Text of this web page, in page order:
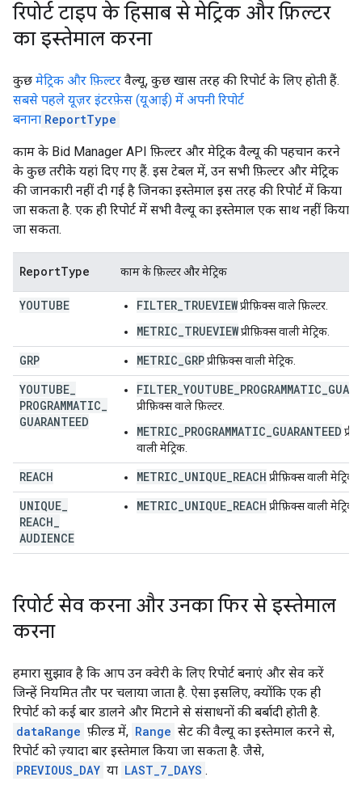
रिपोर्ट टाइप के हिसाब से मेट्रिक और फ़िल्टर
का इस्तेमाल करना
कुछ मेट्रिक और फ़िल्टर वैल्यू, कुछ खास तरह की रिपोर्ट के लिए होती हैं.
सबसे पहले यूज़र इंटरफ़ेस (यूआई) में अपनी रिपोर्ट
बनाना ReportType
काम के Bid Manager API फ़िल्टर और मेट्रिक वैल्यू की पहचान करने
के कुछ तरीके यहां दिए गए हैं. इस टेबल में, उन सभी फ़िल्टर और मेट्रिक
की जानकारी नहीं दी गई है जिनका इस्तेमाल इस तरह की रिपोर्ट में किया
जा सकता है. एक ही रिपोर्ट में सभी वैल्यू का इस्तेमाल एक साथ नहीं किया
जा सकता.
ReportType काम के फ़िल्टर और मेट्रिक
YOUTUBE FILTER_TRUEVIEWप्रीफ़िक्स वाले फ़िल्टर.
METRIC_TRUEVIEWप्रीफ़िक्स वाली मेट्रिक.
GRP METRIC_GRPप्रीफ़िक्स वाली मेट्रिक.
YOUTUBE
PROGRAMMATIC
GUARANTEED
प्रीफ़िक्स वाले फ़िल्टर.
METRIC_PROGRAMMATIC_GUARANTEED
वाली मेट्रिक.
REACH METRIC_UNIQUE_REACH प्रीफ़िक्स वाली मेट्रिक.
UNIQUE
REACH
AUDIENCE
METRIC_UNIQUE_REACH प्रीफ़िक्स वाली मेट्रिक.
रिपोर्ट सेव करना और उनका फिर से इस्तेमाल
करना
हमारा सुझाव है कि आप उन क्वेरी के लिए रिपोर्ट बनाएं और सेव करें
जिन्हें नियमित तौर पर चलाया जाता है. ऐसा इसलिए, क्योंकि एक ही
रिपोर्ट को कई बार डालने और मिटाने से संसाधनों की बर्बादी होती है.
dataRange फ़ील्ड में, Range सेट की वैल्यू का इस्तेमाल करने से,
रिपोर्ट को ज़्यादा बार इस्तेमाल किया जा सकता है. जैसे,
PREVIOUS_DAY या LAST_7_DAYS .